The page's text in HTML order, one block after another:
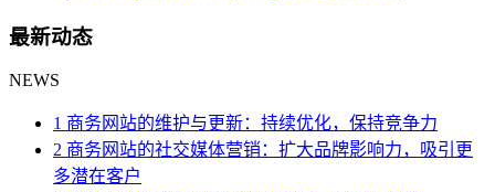
最新动态
NEWS
1 商务网站的维护与更新：持续优化，保持竞争力
2 商务网站的社交媒体营销：扩大品牌影响力，吸引更
多潜在客户